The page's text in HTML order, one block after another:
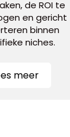
de ROI te
en
binnen
niches.
meer